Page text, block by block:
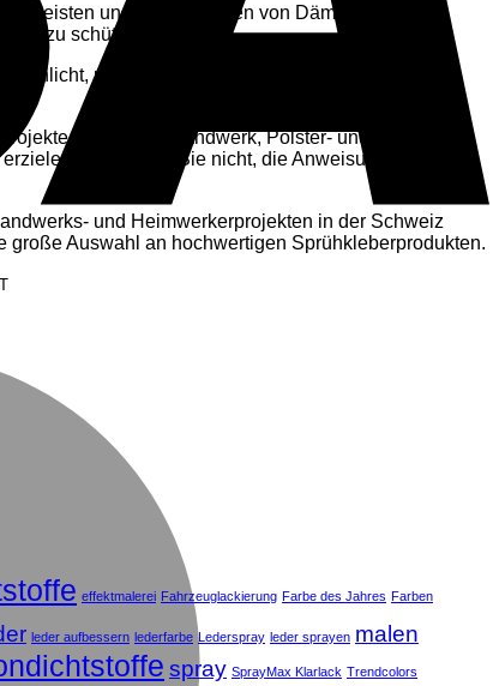
und das Einatmen von Dämpfen zu
zu schützen.
um die Haltbarkeit und Wirksamkeit des
Kunst und Handwerk, Polster- und
Vergessen Sie nicht, die Anweisungen des
und Heimwerkerprojekten in der Schweiz
Auswahl an hochwertigen Sprühkleberprodukten.
effektmalerei Fahrzeuglackierung Farbe des Jahres Farben
leder aufbessern lederfarbe Lederspray leder sprayen malen
spray SprayMax Klarlack Trendcolors